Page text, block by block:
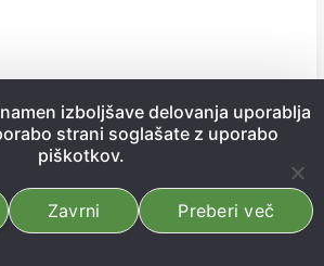
izboljšave delovanja uporablja
strani soglašate z uporabo
piškotkov.
Zavrni Preberi več